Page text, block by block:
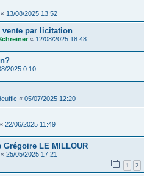
« 13/08/2025 13:52
par licitation
« 12/08/2025 18:48
2025 0:10
« 05/07/2025 12:20
« 22/06/2025 11:49
Grégoire LE MILLOUR
« 25/05/2025 17:21
1 2